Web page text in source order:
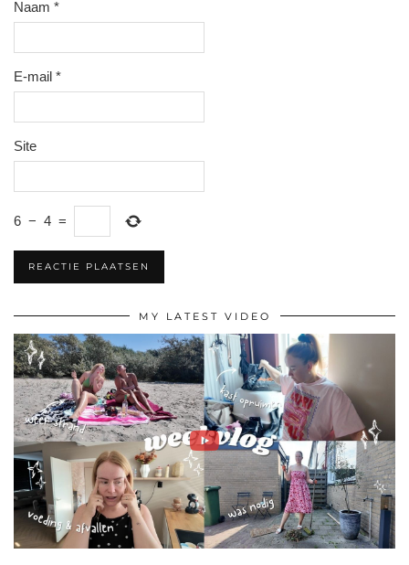
Naam *
E-mail *
Site
6 − 4 =
MY LATEST VIDEO